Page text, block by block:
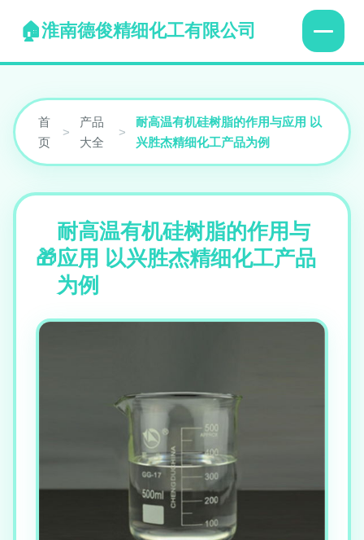
淮南德俊精细化工有限公司
首
页
>
产品
大全
>
耐高温有机硅树脂的作用与应用 以
兴胜杰精细化工产品为例
耐高温有机硅树脂的作用与
应用 以兴胜杰精细化工产品
为例